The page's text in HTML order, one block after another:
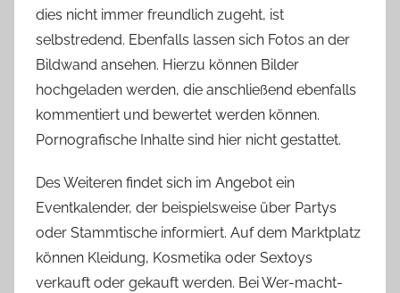
dies nicht immer freundlich zugeht, ist
selbstredend. Ebenfalls lassen sich Fotos an der
Bildwand ansehen. Hierzu können Bilder
hochgeladen werden, die anschließend ebenfalls
kommentiert und bewertet werden können.
Pornografische Inhalte sind hier nicht gestattet.
Des Weiteren findet sich im Angebot ein
Eventkalender, der beispielsweise über Partys
oder Stammtische informiert. Auf dem Marktplatz
können Kleidung, Kosmetika oder Sextoys
verkauft oder gekauft werden. Bei Wer-macht-